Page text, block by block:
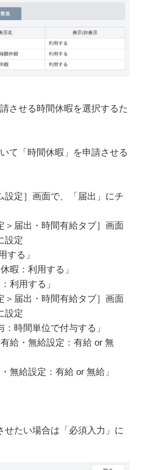
させる時間休暇を選択するた
て「時間休暇」を申請させる
設定］画面で、「届出」にチ
＞届出・時間有給タブ］画面
設定
する」
暇：利用する」
利用する」
＞届出・時間有給タブ］画面
設定
：時間単位で付与する」
給・無給設定：有給 or 無
無給設定：有給 or 無給」
せたい場合は「必須入力」に